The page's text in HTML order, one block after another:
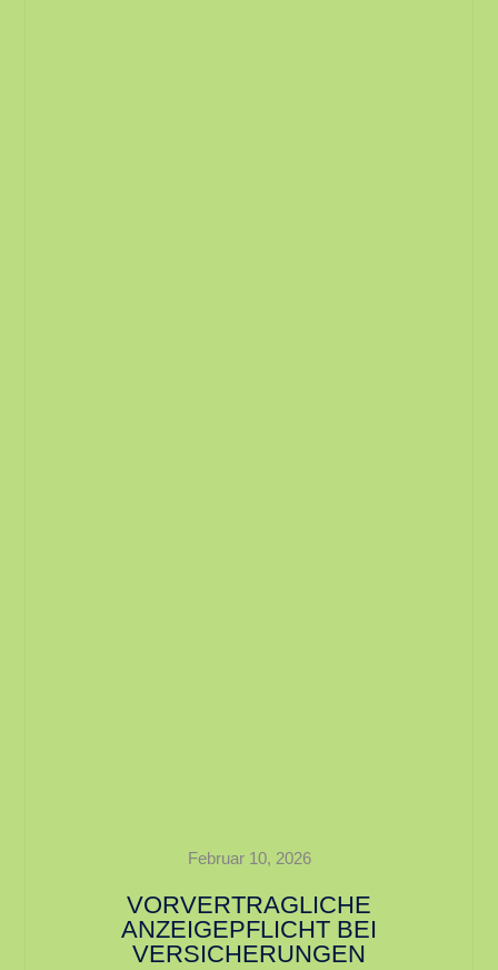
Februar 10, 2026
VORVERTRAGLICHE
ANZEIGEPFLICHT BEI
VERSICHERUNGEN